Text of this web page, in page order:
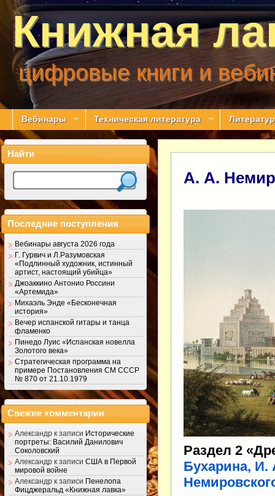
Книжная
цифровые книги и
Вебинары Техническая литература
А. А.
Раздел 2
Бухарина, И.
Найти
Последние поступления
Вебинары августа 2026 года
Г. Гурвич и Л.Разумовская
«Подлинный художник, истинный
артист, настоящий убийца»
Джоаккино Антонио Россини
«Артемида»
Михаэль Энде «Бесконечная
история»
Вечер испанской гитары и танца
фламенко
Пинедо Луис «Испанская новелла
Золотого века»
Стратегическая программа на
примере Постановления СМ СССР
№ 870 от 21.10.1979
Свежие комментарии
Александр к записи Исторические
портреты: Василий Данилович
Соколовский
Александр к записи США в Первой
мировой войне
Александр к записи Пенелопа
Фицджеральд «Книжная лавка»